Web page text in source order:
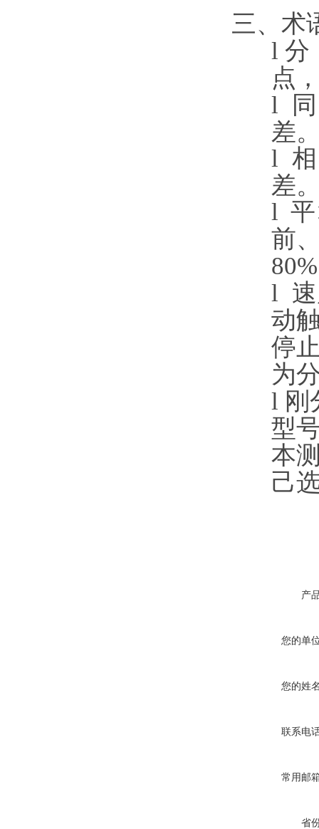
三、术
l 分
点
l
差
l
差
l
l 速
动
停
为
l 刚
型
本
己
产
您的单
您的姓
联系电
常用邮
省